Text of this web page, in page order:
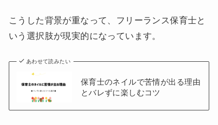
こうした背景が重なって、フリーランス保育士と
いう選択肢が現実的になっています。
あわせて読みたい
保育士のネイルで苦情が出る理由
とバレずに楽しむコツ